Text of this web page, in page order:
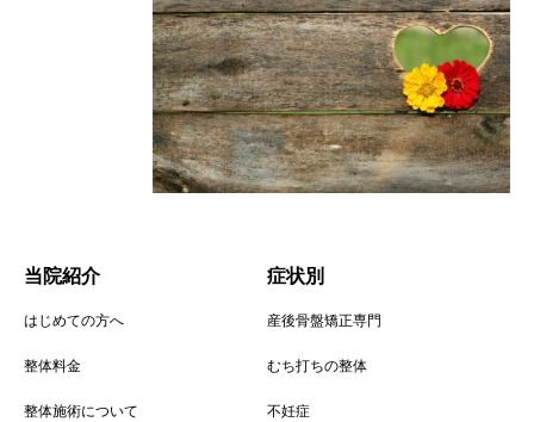
当院紹介
はじめての方へ
整体料金
整体施術について
症状別
産後骨盤矯正専門
むち打ちの整体
不妊症